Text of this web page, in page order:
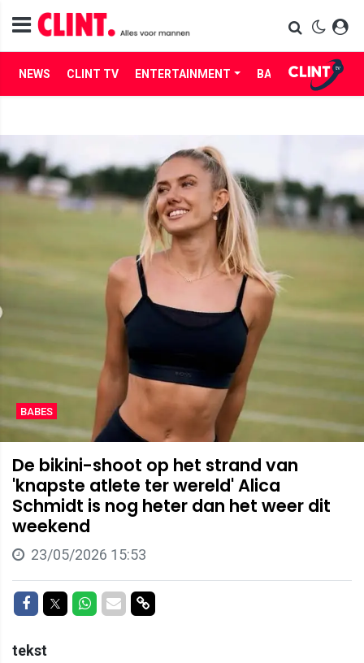
NEWS CLINT TV ENTERTAINMENT BABES LIFE
BABES
De bikini-shoot op het strand van
'knapste atlete ter wereld' Alica
Schmidt is nog heter dan het weer dit
weekend
23/05/2026 15:53
Delen op Facebook
Delen op Twitter
Delen op Whatsapp
Delen via Mail
Delen via link
tekst